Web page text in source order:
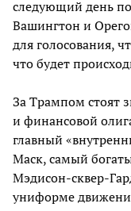
следующий день
Вашингтон и
для голосования,
что будет
За Трампом стоят
и финансовой
главный
Маск, самый
Мэдисон-сквер-
униформе